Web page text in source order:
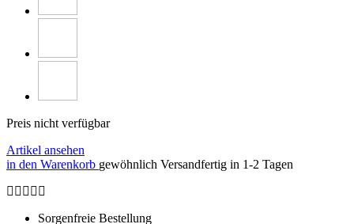
Preis nicht verfügbar
Artikel ansehen
in den Warenkorb gewöhnlich Versandfertig in 1-2 Tagen
Sorgenfreie Bestellung